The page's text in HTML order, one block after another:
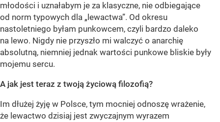
młodości i uznałabym je za klasyczne, nie odbiegające
od norm typowych dla „lewactwa”. Od okresu
nastoletniego byłam punkowcem, czyli bardzo daleko
na lewo. Nigdy nie przyszło mi walczyć o anarchię
absolutną, niemniej jednak wartości punkowe bliskie były
mojemu sercu.
A jak jest teraz z twoją życiową filozofią?
Im dłużej żyję w Polsce, tym mocniej odnoszę wrażenie,
że lewactwo dzisiaj jest zwyczajnym wyrazem